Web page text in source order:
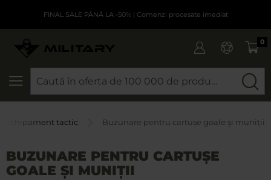
FINAL SALE PÂNĂ LA -50% | Comenzi procesate imediat
0
Echipament tactic Buzunare pentru cartușe goale și muniții
BUZUNARE PENTRU CARTUȘE
GOALE ȘI MUNIȚII